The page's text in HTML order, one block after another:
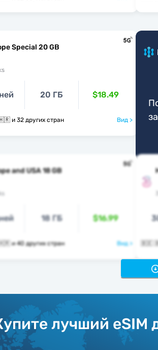
Special 20 GB
20 ГБ $18.49
🇧🇪 🇧🇬 🇭🇷 и 32 других стран Вид >
and USA 18 GB
18 ГБ $16.99
🇧🇪 🇧🇬 🇭🇷 и 40 других стран Вид >
лучший eSIM